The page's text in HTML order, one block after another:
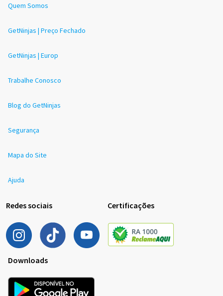
Quem Somos
GetNinjas | Preço Fechado
GetNinjas | Europ
Trabalhe Conosco
Blog do GetNinjas
Segurança
Mapa do Site
Ajuda
Redes sociais Certificações
Downloads